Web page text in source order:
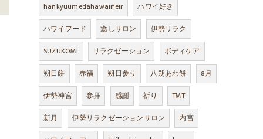
hankyuumedahawaiifeir
ハワイ好き
ハワイフード
癒しサロン
伊勢リラク
SUZUKOMI
リラクゼーション
ボディケア
朔日餅
赤福 朔日参り 八朔あわ餅
8月
伊勢神宮
参拝 感謝 祈り
TMT
新月
伊勢リラクゼーションサロン
内宮